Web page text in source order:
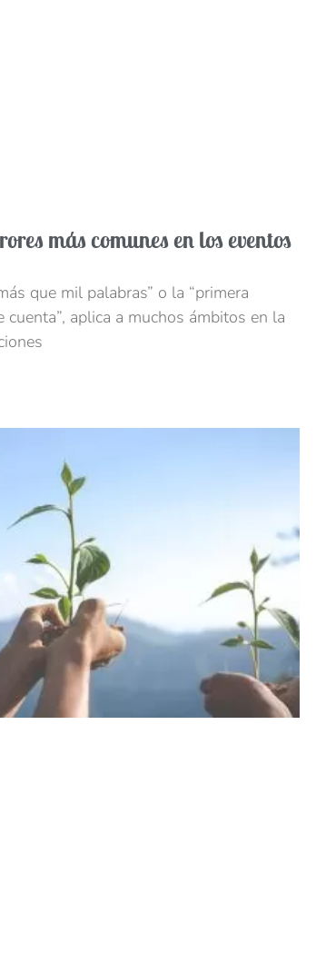
más comunes en los eventos
que mil palabras” o la “primera
cuenta”, aplica a muchos ámbitos en la